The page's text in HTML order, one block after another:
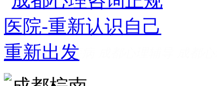
成都看心理疾病
家好 成都心理咨询推荐